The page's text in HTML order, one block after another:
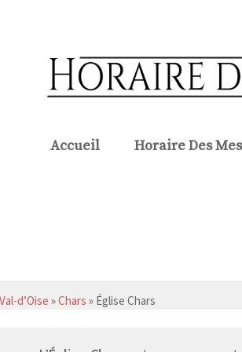
Accueil Horaire Des
d’Oise »Chars » Église Chars